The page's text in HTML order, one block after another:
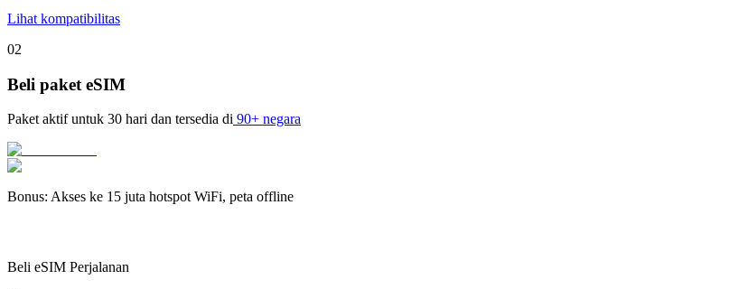
Lihat kompatibilitas
02
Beli paket eSIM
Paket aktif untuk 30 hari dan tersedia di 90+ negara
Bonus: Akses ke 15 juta hotspot WiFi, peta offline
Beli eSIM Perjalanan